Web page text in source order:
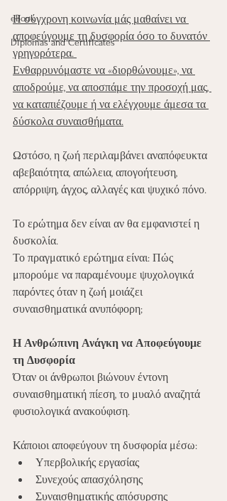
eBook
Diplomas and Certificates
Η σύγχρονη κοινωνία μάς μαθαίνει να
αποφεύγουμε τη δυσφορία όσο το δυνατόν
γρηγορότερα.
Ενθαρρυνόμαστε να «διορθώνουμε», να
αποδρούμε, να αποσπάμε την προσοχή μας,
να καταπιέζουμε ή να ελέγχουμε άμεσα τα
δύσκολα συναισθήματα.
Ωστόσο, η ζωή περιλαμβάνει αναπόφευκτα
αβεβαιότητα, απώλεια, απογοήτευση,
απόρριψη, άγχος, αλλαγές και ψυχικό πόνο.
Το ερώτημα δεν είναι αν θα εμφανιστεί η
δυσκολία.
Το πραγματικό ερώτημα είναι: Πώς
μπορούμε να παραμένουμε ψυχολογικά
παρόντες όταν η ζωή μοιάζει
συναισθηματικά ανυπόφορη;
Η Ανθρώπινη Ανάγκη να Αποφεύγουμε
τη Δυσφορία
Όταν οι άνθρωποι βιώνουν έντονη
συναισθηματική πίεση, το μυαλό αναζητά
φυσιολογικά ανακούφιση.
Κάποιοι αποφεύγουν τη δυσφορία μέσω:
Υπερβολικής εργασίας
Συνεχούς απασχόλησης
Συναισθηματικής απόσυρσης